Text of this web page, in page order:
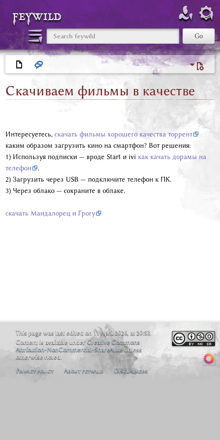
feywild
Скачиваем фильмы в качестве
Интересуетесь, скачать фильмы хорошего качества торрент
каким образом загрузить кино на смартфон? Вот решения:
1) Используя подписки — вроде Start и ivi как качать дорамы на
телефон
.
2) Загрузить через USB — подключите телефон к ПК.
3) Через облако — сохраните в облаке.
скачать Мандалорец и Грогу
This page was last edited on 11 April 2026, at 20:53.
Content is available underCreative Commons
Attribution-NonCommercial-ShareAlikeunless
otherwise noted.
Privacy policy
About feywild Disclaimers